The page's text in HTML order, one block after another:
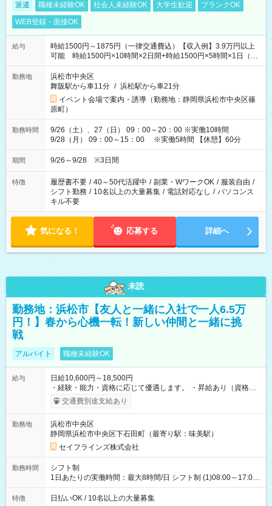
派遣 職種未経験OK 社会人未経験OK 大学生歓迎
ブランクOK
WEB登録・面接OK
給与
時給1500円～1875円（一律交通費込）【収入例】3.9万円以上
可能 時給1500円×10時間×2日間+時給1500円×5時間×1日（実
働8時間を越えた時給：1875円）
勤務地
浜松市中央区
舞阪駅から車11分 / 浜松駅から車21分
イベント会場で案内・誘導（勤務地：静岡県浜松市中央区篠
原町）
勤務時間
9/26（土）、27（日） 09：00～20：00 ※実働10時間
9/28（月） 09：00～15：00 ※実働5時間 【休憩】60分
期間 9/26～9/28 ※3日間
特徴 履歴書不要 / 40～50代活躍中 / 副業・WワークOK / 服装自由 /
シフト勤務 / 10名以上の大量募集 / 電話対応なし / パソコンス
キル不要
気になる！ 応募する 詳細へ
未読
勤務地：浜松市【友人と一緒に入社で一人6.5万
円！】春から心機一転！新しい仲間と一緒に挑
戦
アルバイト 職種未経験OK
給与
日給10,600円～18,500円
・経験・能力・資格に応じて優遇します。 ・昇給あり（資格取
得・勤務成績により随時） ・交通費全額支給（規定あり） ・日
払い・週払い制度あり（規定あり） ・早く勤務が終わっても日
支援あり（費用会社全額負担） ・紹介手当制度あり（最大
130,000円） 【試用期間】試用期間あり 試用期間の長さ：3ヶ月
雇用形態、給与は本採用時と同じです。
交通費別途支給あり
勤務地
浜松市中央区
静岡県浜松市中央区下石田町（最寄り駅：味美駅）
セイフラインズ株式会社
勤務時間
シフト制
1日あたりの実働時間：最大8時間/日 シフト制 (1)08:00～17:00
(2)21:00～06:00
特徴 日払いOK / 10名以上の大量募集